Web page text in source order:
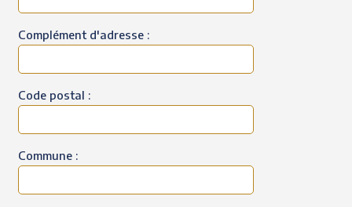
Complément d'adresse :
Code postal :
Commune :